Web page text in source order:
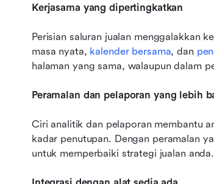
Kerjasama yang dipertingkatkan
Perisian saluran jualan menggalakkan
masa nyata, kalender bersama, dan
halaman yang sama, walaupun dalam
Peramalan dan pelaporan yang lebih
Ciri analitik dan pelaporan membantu
kadar penutupan. Dengan peramalan
untuk memperbaiki strategi jualan anda.